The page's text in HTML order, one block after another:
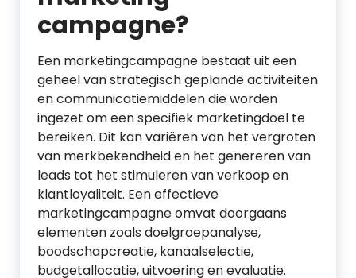
campagne?
Een marketingcampagne bestaat uit een
geheel van strategisch geplande activiteiten
en communicatiemiddelen die worden
ingezet om een specifiek marketingdoel te
bereiken. Dit kan variëren van het vergroten
van merkbekendheid en het genereren van
leads tot het stimuleren van verkoop en
klantloyaliteit. Een effectieve
marketingcampagne omvat doorgaans
elementen zoals doelgroepanalyse,
boodschapcreatie, kanaalselectie,
budgetallocatie, uitvoering en evaluatie.